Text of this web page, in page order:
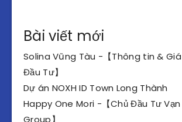
Bài viết mới
Solina Vũng Tàu -【Thông tin &
Đầu Tư】
Dự án NOXH ID Town Long Thành
Happy One Mori -【Chủ Đầu Tư
Group】